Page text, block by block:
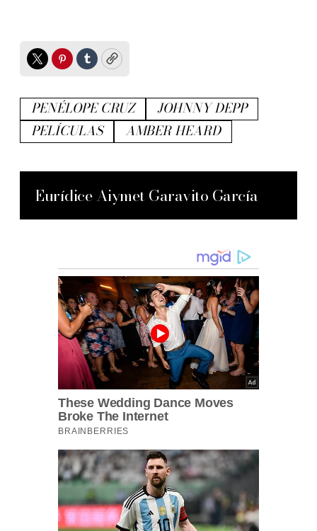
TwitterPinterest
TumblrCopy
PENÉLOPE CRUZ
JOHNNY DEPP
PELÍCULAS
AMBER HEARD
Eurídice Aiymet Garavito García